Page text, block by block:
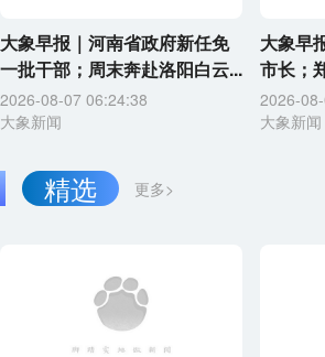
大象早报｜河南省政府新任免
一批干部；周末奔赴洛阳白云...
2026-08-07 06:24:38
大象新闻
大象早
市长；
2026-
大象新闻
更多>
精选